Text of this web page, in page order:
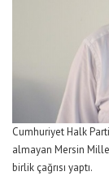
Cumhuriyet Halk
almayan Mersin
birlik çağrısı yaptı.